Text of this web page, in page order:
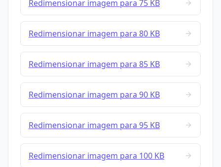
Redimensionar imagem para 75 KB
Redimensionar imagem para 80 KB
Redimensionar imagem para 85 KB
Redimensionar imagem para 90 KB
Redimensionar imagem para 95 KB
Redimensionar imagem para 100 KB